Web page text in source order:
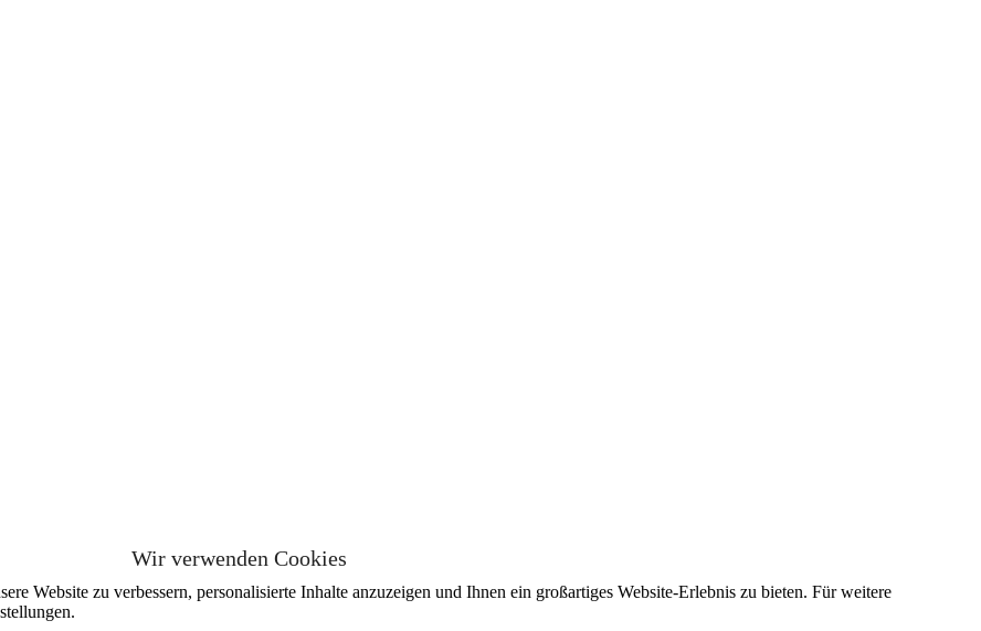
Wir verwenden Cookies
Website zu verbessern, personalisierte Inhalte anzuzeigen und Ihnen ein großartiges Website-Erlebnis zu bieten. Für weitere